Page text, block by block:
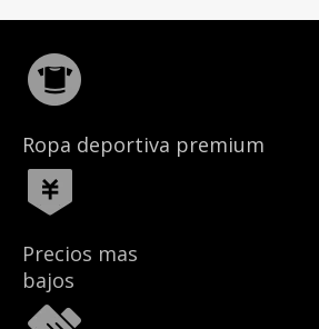
Ropa deportiva premium
Precios mas
bajos